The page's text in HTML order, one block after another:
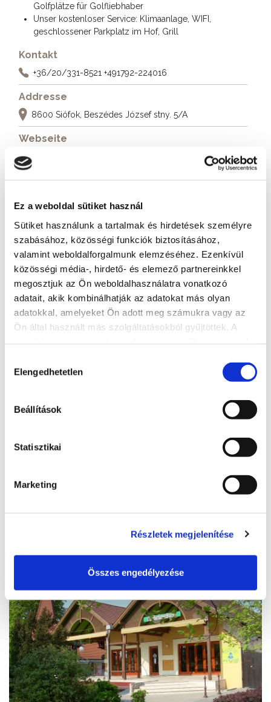
Ez a weboldal sütiket használ
Sütiket használunk a tartalmak és hirdetések személyre
szabásához, közösségi funkciók biztosításához,
valamint weboldalforgalmunk elemzéséhez. Ezenkívül
közösségi média-, hirdető- és elemező partnereinkkel
megosztjuk az Ön weboldalhasználatra vonatkozó
adatait, akik kombinálhatják az adatokat más olyan
adatokkal, amelyeket Ön adott meg számukra vagy az
Ön által használt más szolgáltatásokból gyűjtöttek. A
kiválasztása
Elengedhetetlen
Beállítások
Statisztikai
Marketing
Részletek megjelenítése
Összes engedélyezése
Golfplätze für Golfliebhaber
Unser kostenloser Service: Klimaanlage, WIFI,
geschlossener Parkplatz im Hof, Grill
Kontakt
+36/20/331-8521 +491792-224016
Addresse
8600 Siófok, Beszédes József stny. 5/A
Webseite
Hotel Azúr****
8600, Siófok, Erkel Ferenc u. 2/c.
info@hotelazur.hu